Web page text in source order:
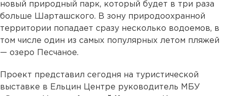
новый природный парк, который будет в три раза
больше Шарташского. В зону природоохранной
территории попадает сразу несколько водоемов, в
том числе один из самых популярных летом пляжей
— озеро Песчаное.
Проект представил сегодня на туристической
выставке в Ельцин Центре руководитель МБУ